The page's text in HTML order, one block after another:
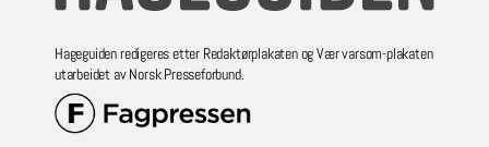
Hageguiden redigeres etter Redaktørplakaten og Vær varsom-plakaten
utarbeidet av Norsk Presseforbund.